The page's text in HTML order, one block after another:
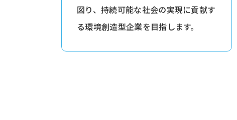
図り、持続可能な社会の実現に貢献す
る環境創造型企業を目指します。